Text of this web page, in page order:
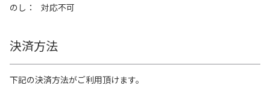
のし
対応不可
決済方法
下記の決済方法がご利用頂けます。